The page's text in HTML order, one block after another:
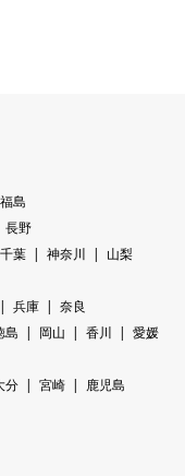
福島
長野
千葉 神奈川
山梨
兵庫
奈良
島 岡山 香川
愛媛
分 宮崎
鹿児島